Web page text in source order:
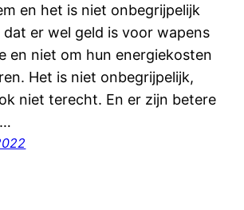
en het is niet onbegrijpelijk
er wel geld is voor wapens
en niet om hun energiekosten
Het is niet onbegrijpelijk,
niet terecht. En er zijn betere